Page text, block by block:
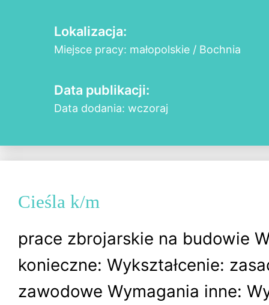
Lokalizacja:
Miejsce pracy: małopolskie / Bochnia
Data publikacji:
Data dodania: wczoraj
Cieśla k/m
prace zbrojarskie na budowie
konieczne: Wykształcenie:
zawodowe Wymagania inne: